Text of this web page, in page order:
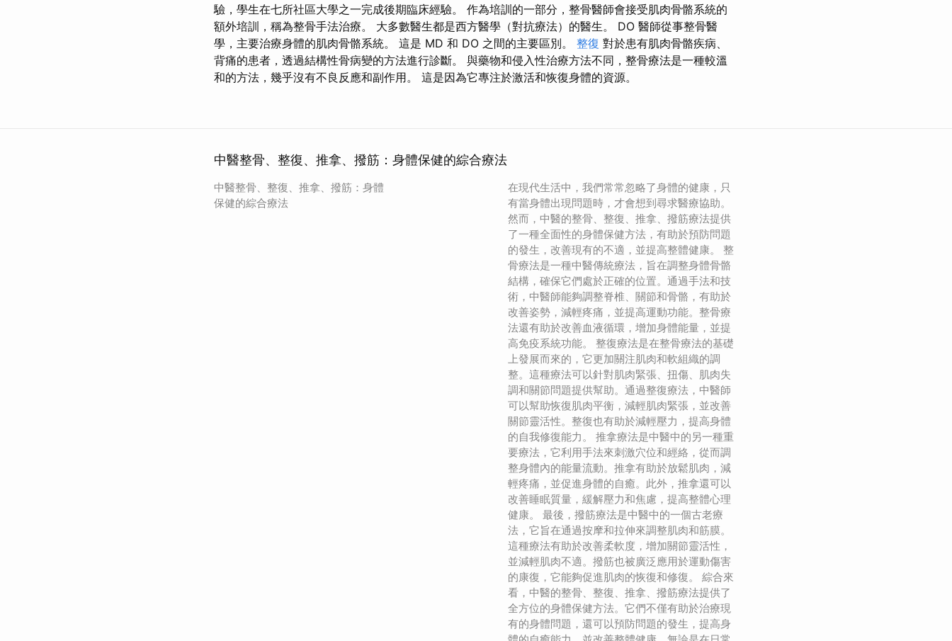
驗，學生在七所社區大學之一完成後期臨床經驗。 作為培訓的一部分，整骨醫師會接受肌肉骨骼系統的
額外培訓，稱為整骨手法治療。 大多數醫生都是西方醫學（對抗療法）的醫生。 DO 醫師從事整骨醫
學，主要治療身體的肌肉骨骼系統。 這是 MD 和 DO 之間的主要區別。 整復 對於患有肌肉骨骼疾病、
背痛的患者，透過結構性骨病變的方法進行診斷。 與藥物和侵入性治療方法不同，整骨療法是一種較溫
和的方法，幾乎沒有不良反應和副作用。 這是因為它專注於激活和恢復身體的資源。
中醫整骨、整復、推拿、撥筋：身體保健的綜合療法
中醫整骨、整復、推拿、撥筋：身體
保健的綜合療法
在現代生活中，我們常常忽略了身體的健康，只
有當身體出現問題時，才會想到尋求醫療協助。
然而，中醫的整骨、整復、推拿、撥筋療法提供
了一種全面性的身體保健方法，有助於預防問題
的發生，改善現有的不適，並提高整體健康。 整
骨療法是一種中醫傳統療法，旨在調整身體骨骼
結構，確保它們處於正確的位置。通過手法和技
術，中醫師能夠調整脊椎、關節和骨骼，有助於
改善姿勢，減輕疼痛，並提高運動功能。整骨療
法還有助於改善血液循環，增加身體能量，並提
高免疫系統功能。 整復療法是在整骨療法的基礎
上發展而來的，它更加關注肌肉和軟組織的調
整。這種療法可以針對肌肉緊張、扭傷、肌肉失
調和關節問題提供幫助。通過整復療法，中醫師
可以幫助恢復肌肉平衡，減輕肌肉緊張，並改善
關節靈活性。整復也有助於減輕壓力，提高身體
的自我修復能力。 推拿療法是中醫中的另一種重
要療法，它利用手法來刺激穴位和經絡，從而調
整身體內的能量流動。推拿有助於放鬆肌肉，減
輕疼痛，並促進身體的自癒。此外，推拿還可以
改善睡眠質量，緩解壓力和焦慮，提高整體心理
健康。 最後，撥筋療法是中醫中的一個古老療
法，它旨在通過按摩和拉伸來調整肌肉和筋膜。
這種療法有助於改善柔軟度，增加關節靈活性，
並減輕肌肉不適。撥筋也被廣泛應用於運動傷害
的康復，它能夠促進肌肉的恢復和修復。 綜合來
看，中醫的整骨、整復、推拿、撥筋療法提供了
全方位的身體保健方法。它們不僅有助於治療現
有的身體問題，還可以預防問題的發生，提高身